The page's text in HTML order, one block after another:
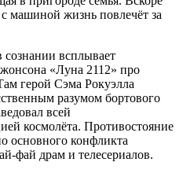
машиной жизнь повлечёт за
всплывает
«Луна 2112» про
герой Сэма Рокуэлла
разумом бортового
всей
космолёта. Противостояние
основного конфликта
фай драм и телесериалов.